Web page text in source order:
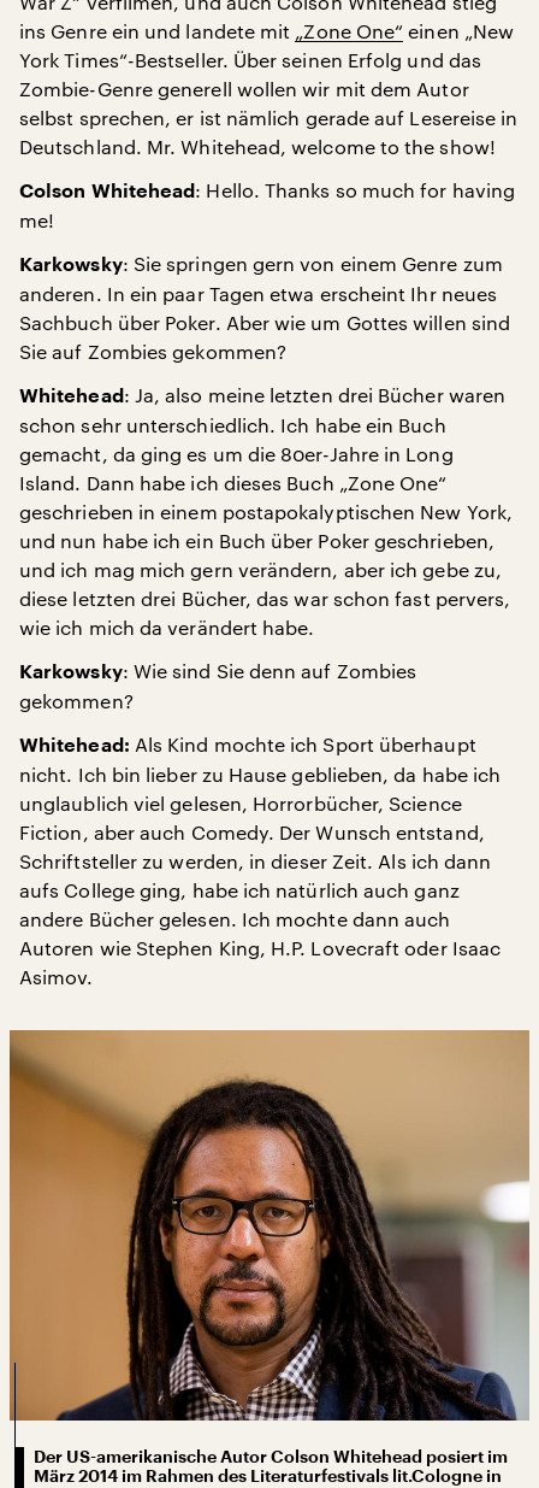
ins Genre ein und landete mit „Zone One“ einen „New
York Times“-Bestseller. Über seinen Erfolg und das
Zombie-Genre generell wollen wir mit dem Autor
selbst sprechen, er ist nämlich gerade auf Lesereise in
Deutschland. Mr. Whitehead, welcome to the show!
Colson Whitehead : Hello. Thanks so much for having
me!
Karkowsky: Sie springen gern von einem Genre zum
anderen. In ein paar Tagen etwa erscheint Ihr neues
Sachbuch über Poker. Aber wie um Gottes willen sind
Sie auf Zombies gekommen?
Whitehead: Ja, also meine letzten drei Bücher waren
schon sehr unterschiedlich. Ich habe ein Buch
gemacht, da ging es um die 80er-Jahre in Long
Island. Dann habe ich dieses Buch „Zone One“
geschrieben in einem postapokalyptischen New York,
und nun habe ich ein Buch über Poker geschrieben,
und ich mag mich gern verändern, aber ich gebe zu,
diese letzten drei Bücher, das war schon fast pervers,
wie ich mich da verändert habe.
Karkowsky: Wie sind Sie denn auf Zombies
gekommen?
Whitehead: Als Kind mochte ich Sport überhaupt
nicht. Ich bin lieber zu Hause geblieben, da habe ich
unglaublich viel gelesen, Horrorbücher, Science
Fiction, aber auch Comedy. Der Wunsch entstand,
Schriftsteller zu werden, in dieser Zeit. Als ich dann
aufs College ging, habe ich natürlich auch ganz
andere Bücher gelesen. Ich mochte dann auch
Autoren wie Stephen King, H.P. Lovecraft oder Isaac
Asimov.
Der US-amerikanische Autor Colson Whitehead posiert im
März 2014 im Rahmen des Literaturfestivals lit.Cologne in